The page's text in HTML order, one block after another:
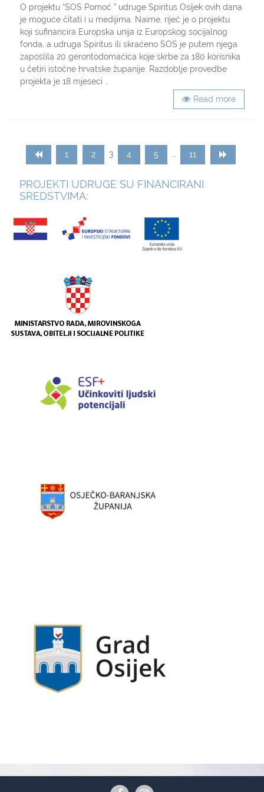
o
projektu
SOS
i
gerontodomaćicama
udruge
Spiritus
O projektu “SOS Pomoć ” udruge Spiritus Osijek ovih dana
je moguće čitati i u medijima. Naime, riječ je o projektu
koji sufinancira Europska unija iz Europskog socijalnog
fonda, a udruga Spiritus ili skraćeno SOS je putem njega
zaposlila 20 gerontodomaćica koje skrbe za 180 korisnika
u četiri istočne hrvatske županije. Razdoblje provedbe
projekta je 18 mjeseci …
Read more
Posts
navigation
Page
1 Page
2 Page
3 Page
4 Page
5 Page
11
PROJEKTI UDRUGE SU FINANCIRANI
SREDSTVIMA: